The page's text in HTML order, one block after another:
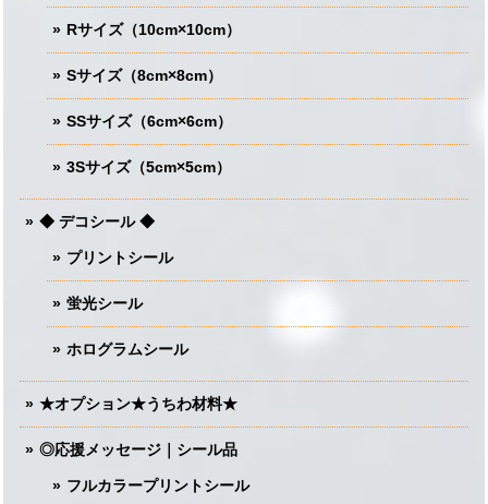
Rサイズ（10cm×10cm）
Sサイズ（8cm×8cm）
SSサイズ（6cm×6cm）
3Sサイズ（5cm×5cm）
◆ デコシール ◆
プリントシール
蛍光シール
ホログラムシール
★オプション★うちわ材料★
◎応援メッセージ｜シール品
フルカラープリントシール